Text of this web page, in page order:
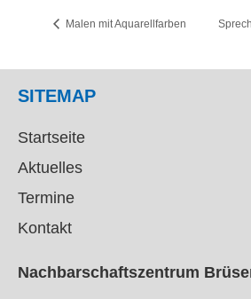
Malen mit Aquarellfarben
SITEMAP
Startseite
Aktuelles
Termine
Kontakt
Nachbarschaftszentrum